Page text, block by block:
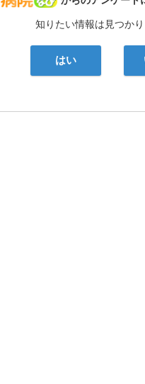
知りたい情報は見つか
はい